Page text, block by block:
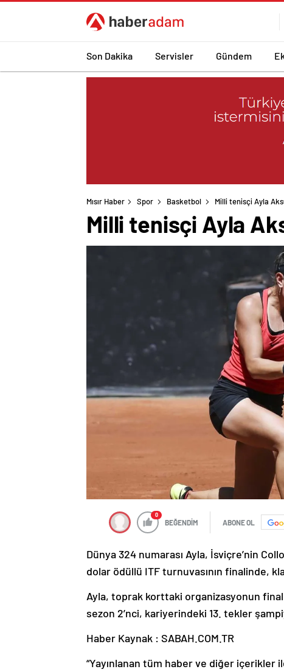
Son Dakika Servisler Gündem
Mısır Haber Spor Basketbol Milli tenisçi Ayla
Milli tenisçi Ayla
0
BEĞENDİM ABONE OL
Dünya 324 numarası Ayla, İsviçre’nin
dolar ödüllü ITF turnuvasının finalinde,
Ayla, toprak korttaki organizasyonun final
sezon 2’nci, kariyerindeki 13. tekler
Haber Kaynak : SABAH.COM.TR
“Yayınlanan tüm haber ve diğer içerikler